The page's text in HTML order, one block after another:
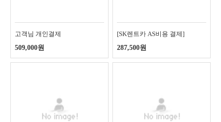
고객님 개인결제
509,000원
[SK렌트카 AS비용 결제]
287,500원